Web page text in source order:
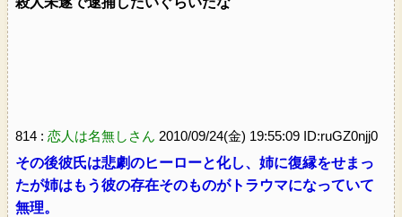
814 : 恋人は名無しさん 2010/09/24(金) 19:55:09 ID:ruGZ0njj0
その後彼氏は悲劇のヒーローと化し、姉に復縁をせまっ
たが姉はもう彼の存在そのものがトラウマになっていて
無理。